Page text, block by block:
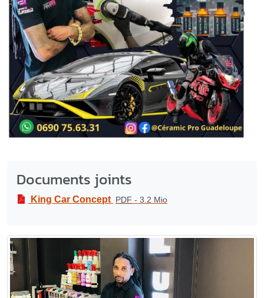
Documents joints
King Car Concept PDF - 3.2 Mio